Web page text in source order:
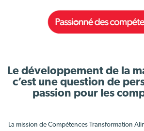
Le développement de la
c’est une question de
passion pour les
La mission de Compétences Transformation